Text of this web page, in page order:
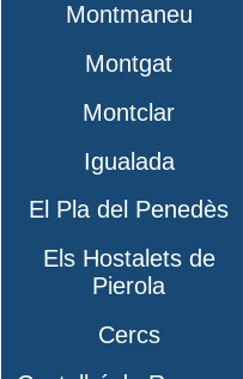
Montmaneu
Montgat
Montclar
Igualada
El Pla del Penedès
Els Hostalets de
Pierola
Cercs